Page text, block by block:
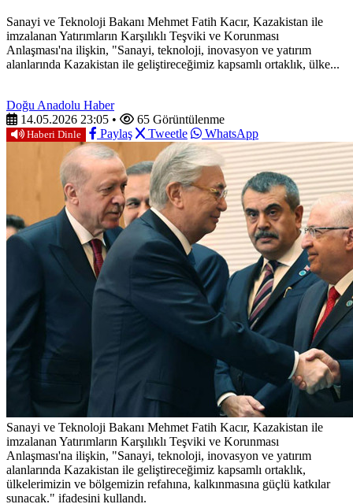
Sanayi ve Teknoloji Bakanı Mehmet Fatih Kacır, Kazakistan ile
imzalanan Yatırımların Karşılıklı Teşviki ve Korunması
Anlaşması'na ilişkin, "Sanayi, teknoloji, inovasyon ve yatırım
alanlarında Kazakistan ile geliştireceğimiz kapsamlı ortaklık, ülke...
Doğu Anadolu Haber
14.05.2026 23:05 • 65 Görüntülenme
Haberi Dinle Paylaş Tweetle WhatsApp
Sanayi ve Teknoloji Bakanı Mehmet Fatih Kacır, Kazakistan ile
imzalanan Yatırımların Karşılıklı Teşviki ve Korunması
Anlaşması'na ilişkin, "Sanayi, teknoloji, inovasyon ve yatırım
alanlarında Kazakistan ile geliştireceğimiz kapsamlı ortaklık,
ülkelerimizin ve bölgemizin refahına, kalkınmasına güçlü katkılar
sunacak." ifadesini kullandı.